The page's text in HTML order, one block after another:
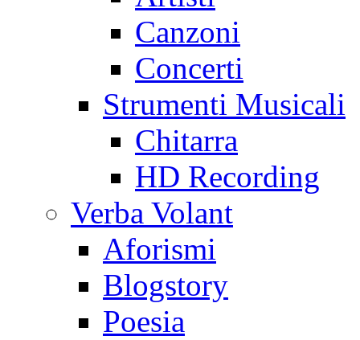
Canzoni
Concerti
Strumenti Musicali
Chitarra
HD Recording
Verba Volant
Aforismi
Blogstory
Poesia